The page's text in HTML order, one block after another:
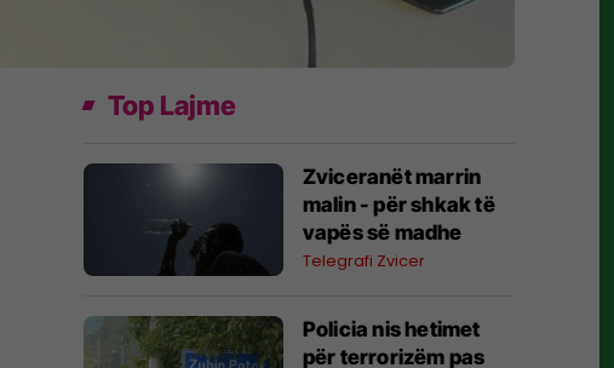
Top Lajme
Zviceranët marrin
malin - për shkak të
vapës së madhe
Telegrafi Zvicer
Policia nis hetimet
për terrorizëm pas